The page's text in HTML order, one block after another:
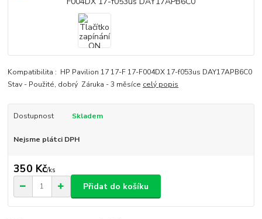
Kompatibilita : HP Pavilion 17 17-F 17-F004DX 17-f053us DAY17APB6C0
Stav - Použité, dobrý Záruka - 3 měsíce celý popis
Dostupnost Skladem
Nejsme plátci DPH
350 Kč/ks
Přidat do košíku